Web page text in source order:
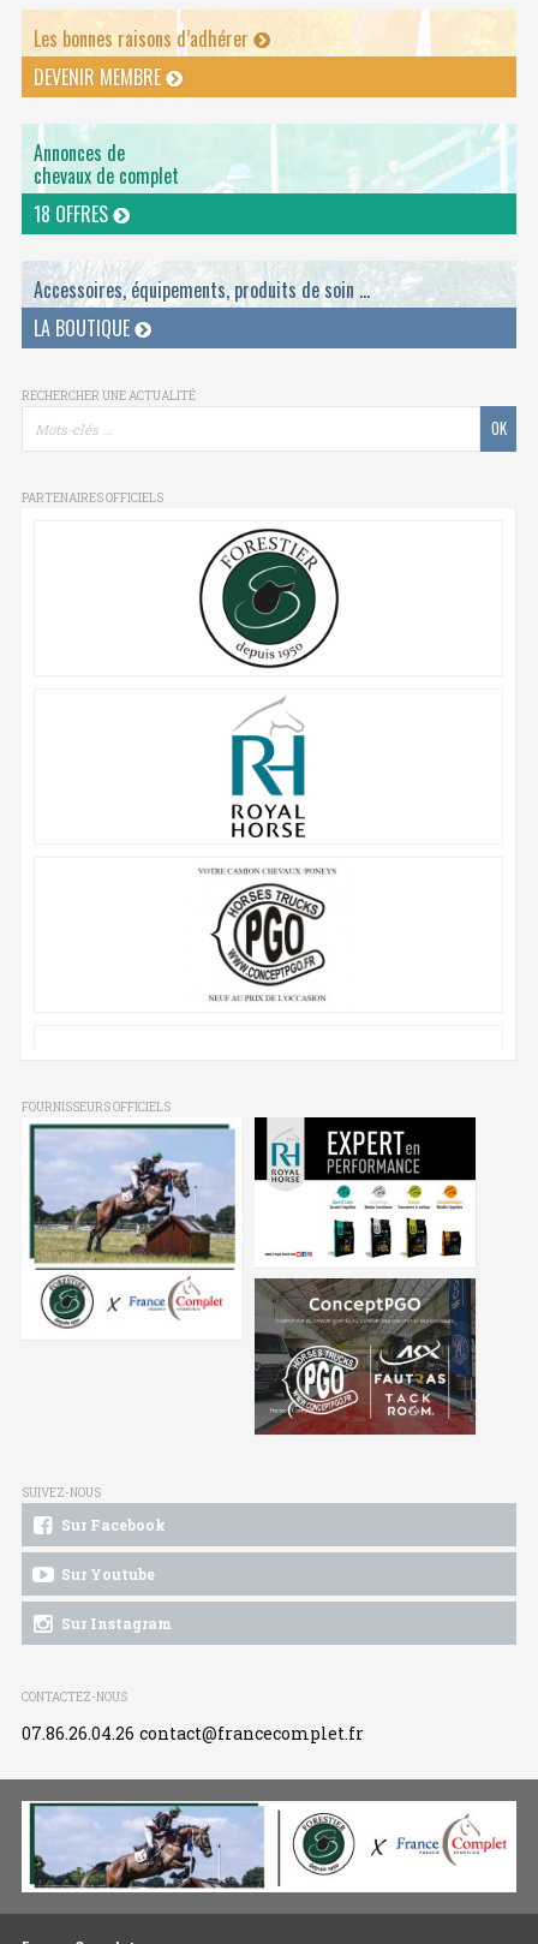
Les bonnes raisons d’adhérer
DEVENIR MEMBRE
Annonces de
chevaux de complet
18 OFFRES
Accessoires, équipements, produits de soin ...
LA BOUTIQUE
RECHERCHER UNE ACTUALITÉ
PARTENAIRES OFFICIELS
FOURNISSEURS OFFICIELS
SUIVEZ-NOUS
Sur Facebook
Sur Youtube
Sur Instagram
CONTACTEZ-NOUS
07.86.26.04.26 contact@francecomplet.fr